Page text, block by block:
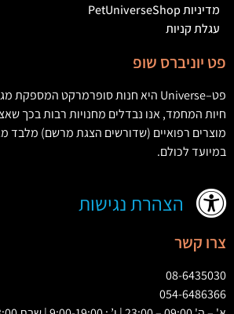
מדיניות PetUniverseShop
עגלת קניות
פט יוניברס שופ
פט–
Universe היא חנות סופרמרקט המספקת
חיות המחמד,אנו נבדלים מחנויות רבות בכך
מוצרים רפואיים (שדורשים הצגת מרשם) מלבד
במיועד לכולם.
הצהרת נגישות
צרו קשר
08-6435030
054-6486366